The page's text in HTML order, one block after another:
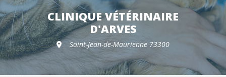
Sélection de croquettes vétérinaire
CLINIQUE VÉTÉRINAIRE
D'ARVES
Saint-Jean-de-Maurienne 73300